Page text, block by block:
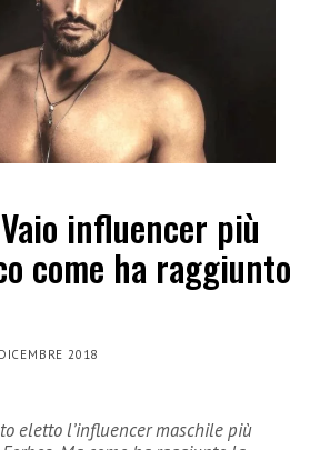
influencer più
come ha raggiunto
2018
eletto l’influencer maschile più